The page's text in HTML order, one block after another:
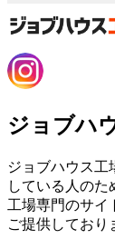
ジョブハ
ジョブハウス工
している人のた
工場専門のサイ
ご提供しており